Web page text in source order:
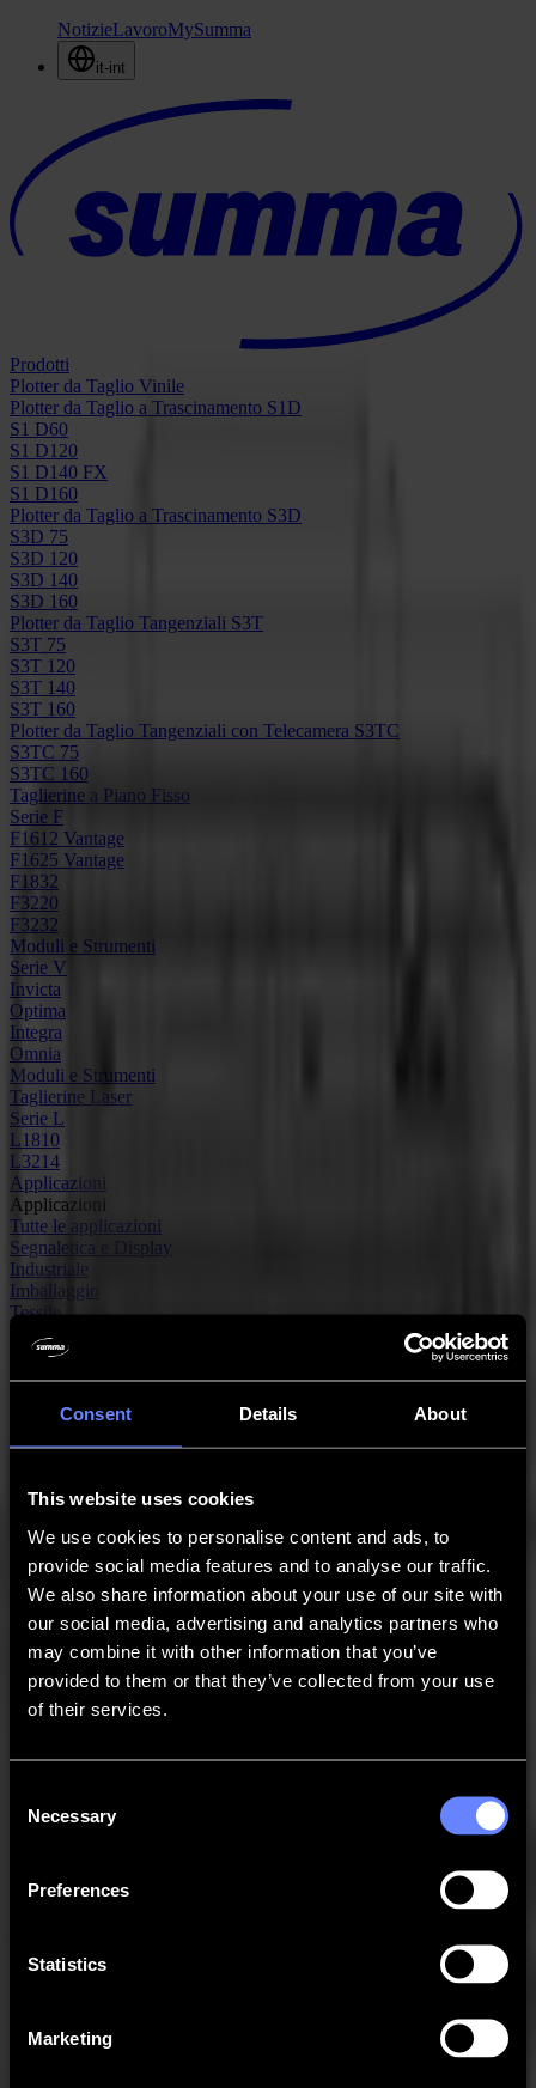
Consent Details About
This website uses cookies
We use cookies to personalise content and ads, to
provide social media features and to analyse our traffic.
We also share information about your use of our site with
our social media, advertising and analytics partners who
may combine it with other information that you’ve
provided to them or that they’ve collected from your use
of their services.
Selection
Necessary
Preferences
Statistics
Marketing
NotizieLavoroMySumma
it-int
Prodotti
Plotter da Taglio Vinile
Plotter da Taglio a Trascinamento S1D
S1 D60
S1 D120
S1 D140 FX
S1 D160
Plotter da Taglio a Trascinamento S3D
S3D 75
S3D 120
S3D 140
S3D 160
Plotter da Taglio Tangenziali S3T
S3T 75
S3T 120
S3T 140
S3T 160
Plotter da Taglio Tangenziali con Telecamera S3TC
S3TC 75
S3TC 160
Taglierine a Piano Fisso
Serie F
F1612 Vantage
F1625 Vantage
F1832
F3220
F3232
Moduli e Strumenti
Serie V
Invicta
Optima
Integra
Omnia
Moduli e Strumenti
Taglierine Laser
Serie L
L1810
L3214
Applicazioni
Applicazioni
Tutte le applicazioni
Segnaletica e Display
Industriale
Imballaggio
Tessile
Materiali
Materiali
Tutti i materiali
Materiali flessibili
Materiali speciali
GoSuite
GoSign Plotter da Taglio
GoProduce Flatbed
GoProduce Laser
GoConnect Automazione
GoData Gestione
Azienda
Azienda
Chi siamo
Partner
Sostenibilità
Supporto
Software e firmware
Note di rilascio software
Backup prodotto
Contatto
Applicazioni